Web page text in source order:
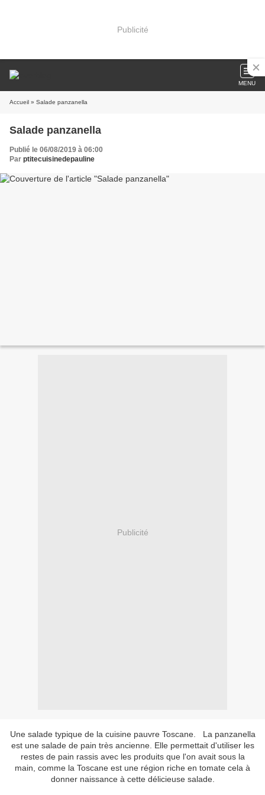
Publicité
MENU
Accueil » Salade panzanella
Salade panzanella
Publié le 06/08/2019 à 06:00
Par ptitecuisinedepauline
Publicité
Une salade typique de la cuisine pauvre Toscane. La panzanella
est une salade de pain très ancienne. Elle permettait d'utiliser les
restes de pain rassis avec les produits que l'on avait sous la
main, comme la Toscane est une région riche en tomate cela à
donner naissance à cette délicieuse salade.